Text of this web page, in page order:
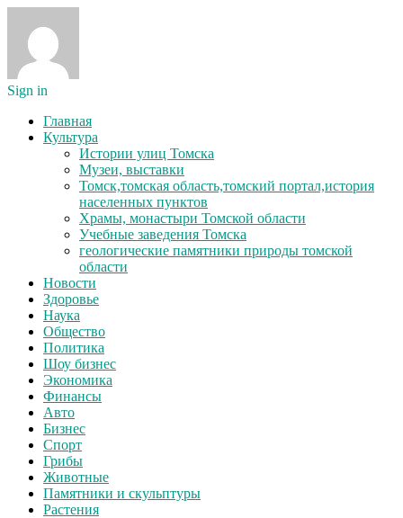
Sign in
Главная
Культура
Истории улиц Томска
Музеи, выставки
Томск,томская область,томский портал,история
населенных пунктов
Храмы, монастыри Томской области
Учебные заведения Томска
геологические памятники природы томской
области
Новости
Здоровье
Наука
Общество
Политика
Шоу бизнес
Экономика
Финансы
Авто
Бизнес
Спорт
Грибы
Животные
Памятники и скульптуры
Растения